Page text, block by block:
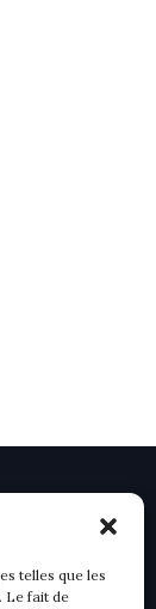
telles que les
Le fait de